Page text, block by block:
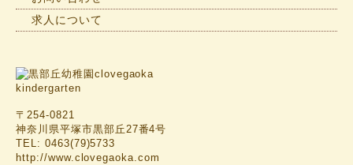
求人について
〒254-0821
神奈川県平塚市黒部丘27番4号
TEL: 0463(79)5733
http://www.clovegaoka.com